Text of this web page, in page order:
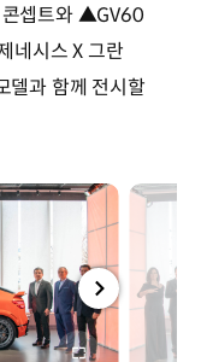
셉트와 ▲GV60
네시스 X 그란
델과 함께 전시할